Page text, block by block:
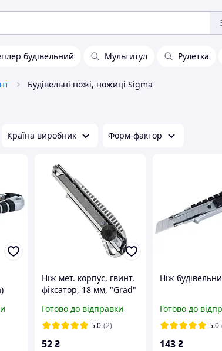
будівельний Мультитул Рулетка
Будівельні ножі, ножиці Sigma
Країна виробник Форм-фактор
Ніж мет. корпус, гвинт.
фіксатор, 18 мм, "Grad"
Готово до відправки
5.0 (2)
52₴
Ніж
Готово до
5.0
143₴